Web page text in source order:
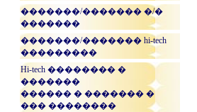
�������/������� �/�
�������
�������/������� hi-tech
���������
Hi-tech �������� �
�������
������ � ������� �
��� ��������